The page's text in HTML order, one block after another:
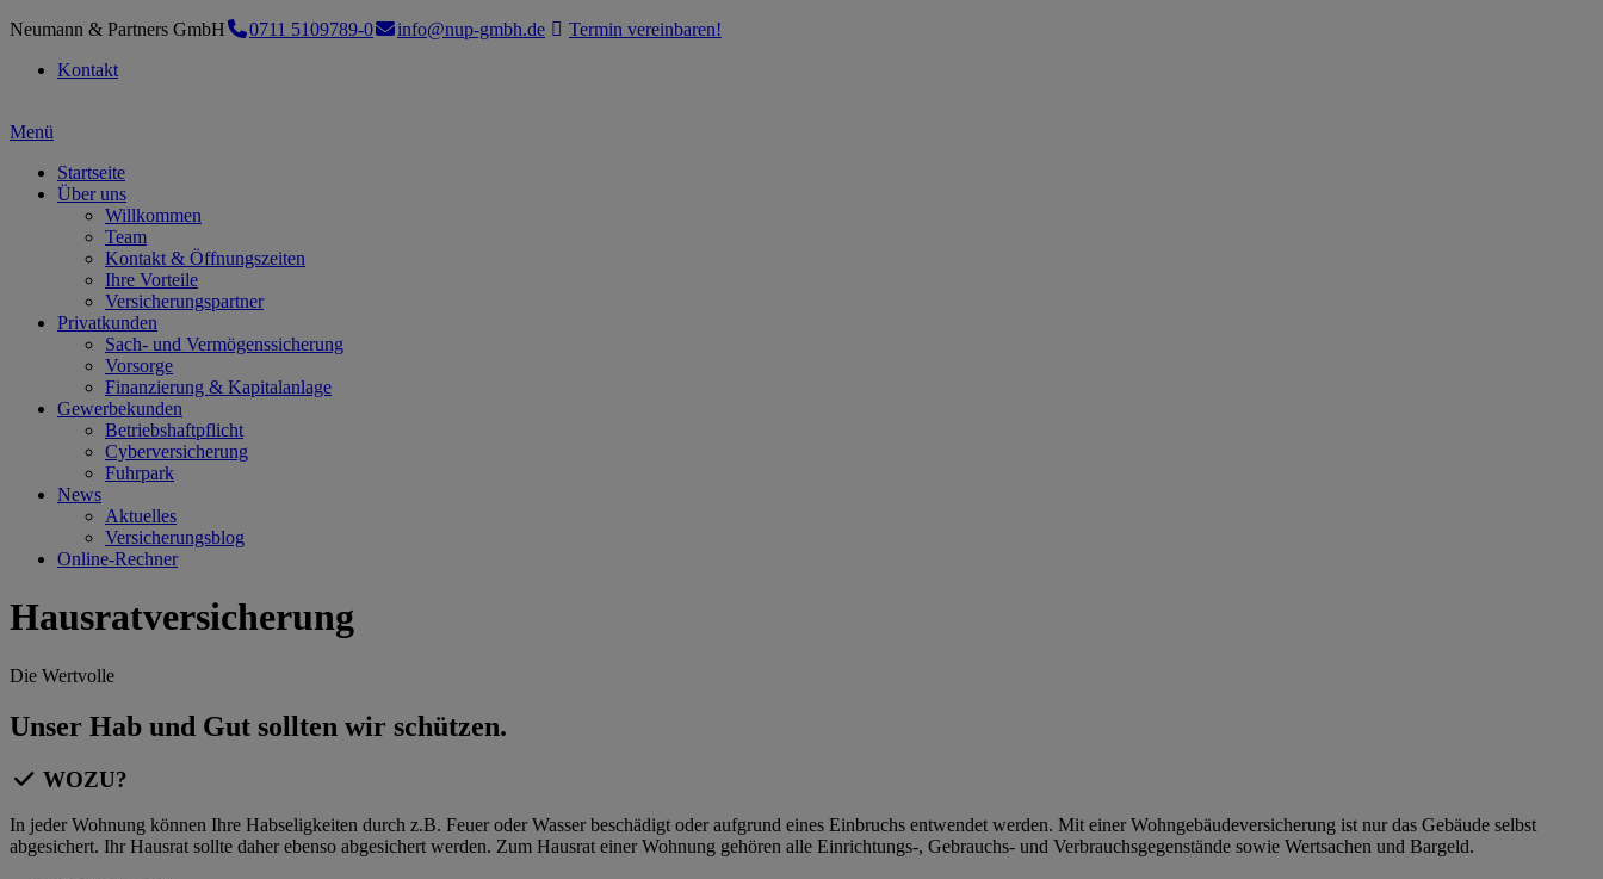
Neumann & Partners GmbH 0711 5109789-0 info@nup-gmbh.de
Termin vereinbaren!
Kontakt
Menü
Startseite
Über uns
Willkommen
Team
Kontakt & Öffnungszeiten
Ihre Vorteile
Versicherungspartner
Privatkunden
Sach- und Vermögenssicherung
Vorsorge
Finanzierung & Kapitalanlage
Gewerbekunden
Betriebshaftpflicht
Cyberversicherung
Fuhrpark
News
Aktuelles
Versicherungsblog
Online-Rechner
Hausratversicherung
Die Wertvolle
Unser Hab und Gut sollten wir schützen.
WOZU?
In jeder Wohnung können Ihre Habseligkeiten durch z.B. Feuer oder Wasser beschädigt oder aufgrund eines Einbruchs entwendet werden. Mit einer Wohngebäudeversicherung ist nur das Gebäude selbst
abgesichert. Ihr Hausrat sollte daher ebenso abgesichert werden. Zum Hausrat einer Wohnung gehören alle Einrichtungs-, Gebrauchs- und Verbrauchsgegenstände sowie Wertsachen und Bargeld.